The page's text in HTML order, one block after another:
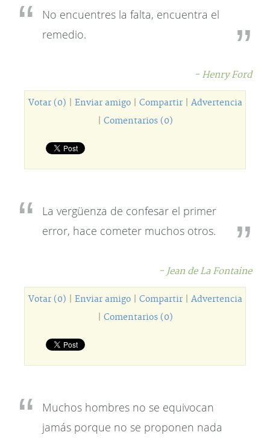
No encuentres la falta, encuentra el
remedio.
- Henry Ford
Votar (0) Enviar amigo| Compartir| Advertencia
Comentarios (0)
La vergüenza de confesar el primer
error, hace cometer muchos otros.
- Jean de La Fontaine
Votar (0) Enviar amigo| Compartir| Advertencia
Comentarios (0)
Muchos hombres no se equivocan
jamás porque no se proponen nada